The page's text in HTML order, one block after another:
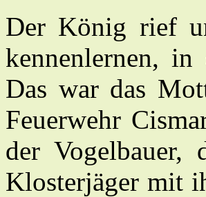
Der König rief
kennenlernen,
Das war das
Feuerwehr
der Vogelbauer,
Klosterjäger mit